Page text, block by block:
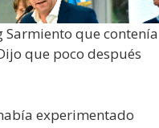
que contenía
que poco después
experimentado